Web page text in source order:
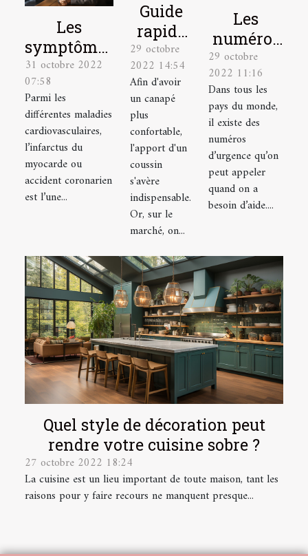
Les
symptômes
d’un
infarctus
du
myocarde
et la
réaction
d'urgence à
avoir
31 octobre 2022
07:58
Parmi les
différentes maladies
cardiovasculaires,
l’infarctus du
myocarde ou
accident coronarien
est l’une...
Guide
rapide
pour
choisir
un
coussin
tropical
29 octobre
2022 14:54
Afin d'avoir
un canapé
plus
confortable,
l'apport d'un
coussin
s'avère
indispensable.
Or, sur le
marché, on...
Les
numéros
à appeler
en
situation
d’urgence
à Lyon
29 octobre
2022 11:16
Dans tous les
pays du monde,
il existe des
numéros
d’urgence qu’on
peut appeler
quand on a
besoin d’aide....
Quel style de décoration peut
rendre votre cuisine sobre ?
27 octobre 2022 18:24
La cuisine est un lieu important de toute maison, tant les
raisons pour y faire recours ne manquent presque...